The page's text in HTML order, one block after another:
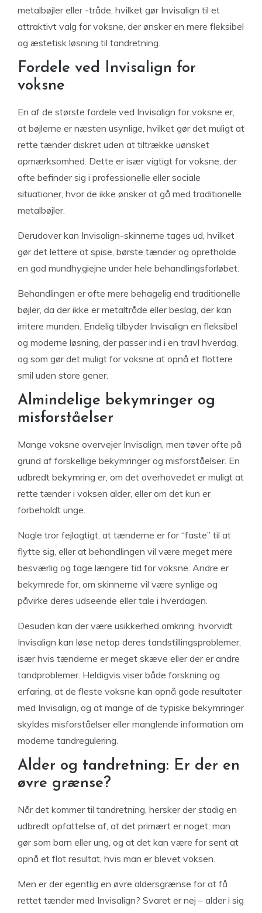
metalbøjler eller -tråde, hvilket gør Invisalign til et
attraktivt valg for voksne, der ønsker en mere fleksibel
og æstetisk løsning til tandretning.
Fordele ved Invisalign for
voksne
En af de største fordele ved Invisalign for voksne er,
at bøjlerne er næsten usynlige, hvilket gør det muligt at
rette tænder diskret uden at tiltrække uønsket
opmærksomhed. Dette er især vigtigt for voksne, der
ofte befinder sig i professionelle eller sociale
situationer, hvor de ikke ønsker at gå med traditionelle
metalbøjler.
Derudover kan Invisalign-skinnerne tages ud, hvilket
gør det lettere at spise, børste tænder og opretholde
en god mundhygiejne under hele behandlingsforløbet.
Behandlingen er ofte mere behagelig end traditionelle
bøjler, da der ikke er metaltråde eller beslag, der kan
irritere munden. Endelig tilbyder Invisalign en fleksibel
og moderne løsning, der passer ind i en travl hverdag,
og som gør det muligt for voksne at opnå et flottere
smil uden store gener.
Almindelige bekymringer og
misforståelser
Mange voksne overvejer Invisalign, men tøver ofte på
grund af forskellige bekymringer og misforståelser. En
udbredt bekymring er, om det overhovedet er muligt at
rette tænder i voksen alder, eller om det kun er
forbeholdt unge.
Nogle tror fejlagtigt, at tænderne er for “faste” til at
flytte sig, eller at behandlingen vil være meget mere
besværlig og tage længere tid for voksne. Andre er
bekymrede for, om skinnerne vil være synlige og
påvirke deres udseende eller tale i hverdagen.
Desuden kan der være usikkerhed omkring, hvorvidt
Invisalign kan løse netop deres tandstillingsproblemer,
især hvis tænderne er meget skæve eller der er andre
tandproblemer. Heldigvis viser både forskning og
erfaring, at de fleste voksne kan opnå gode resultater
med Invisalign, og at mange af de typiske bekymringer
skyldes misforståelser eller manglende information om
moderne tandregulering.
Alder og tandretning: Er der en
øvre grænse?
Når det kommer til tandretning, hersker der stadig en
udbredt opfattelse af, at det primært er noget, man
gør som barn eller ung, og at det kan være for sent at
opnå et flot resultat, hvis man er blevet voksen.
Men er der egentlig en øvre aldersgrænse for at få
rettet tænder med Invisalign? Svaret er nej – alder i sig